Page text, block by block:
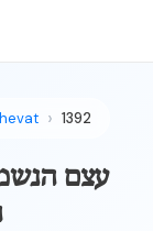
1392
עצם